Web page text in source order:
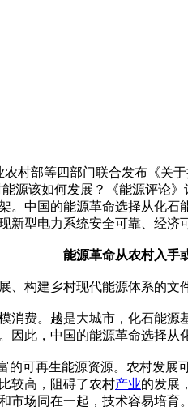
村部等四部门联合发布《关
源该如何发展？《能源评论
。中国的能源革命选择从化
型电力系统安全可靠、经济
能源革命从农村入手
构建乡村现代能源体系的
费。越是大城市，化石能
此，中国的能源革命选择
可再生能源资源。农村发
较高，阻碍了农村产业的发展
市场同在一起，技术容易培